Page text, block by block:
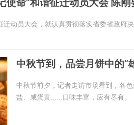
使命”和谐征迁动员大会 陈
动员大会，就认真贯彻落实省委省政府
中秋节到，品尝月饼中的“
中秋节前夕，记者走访市场看到，各
盐、咸蛋黄……口味丰富，应有尽有。